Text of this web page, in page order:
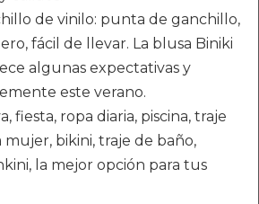
de vinilo: punta de ganchillo,
fácil de llevar. La blusa Biniki
algunas expectativas y
este verano.
fiesta, ropa diaria, piscina, traje
mujer, bikini, traje de baño,
la mejor opción para tus